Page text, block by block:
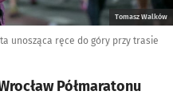
Tomasz Walków
unosząca ręce do góry przy trasie
Półmaratonu